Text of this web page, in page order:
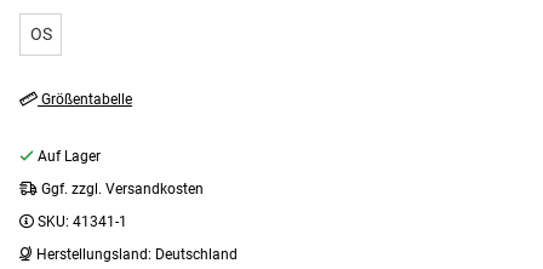
OS
Größentabelle
Auf Lager
Ggf. zzgl. Versandkosten
SKU: 41341-1
Herstellungsland: Deutschland